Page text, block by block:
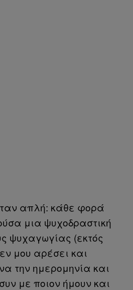
απλή: κάθε φορά
μια ψυχοδραστική
ψυχαγωγίας (εκτός
μου αρέσει και
την ημερομηνία και
με ποιον ήμουν και